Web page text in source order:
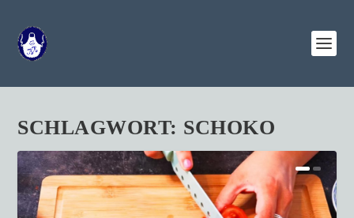
SCHLAGWORT: SCHOKO